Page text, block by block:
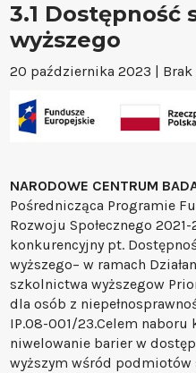
3.1 Dostępność
wyższego
20 października 2023 |
NARODOWE CENTRUM
Pośrednicząca Programie
Rozwoju Społecznego
konkurencyjny pt.
wyższego– w ramach
szkolnictwa wyższegow
dla osób z
IP.08-001/23.Celem
niwelowanie barier w
wyższym wśród